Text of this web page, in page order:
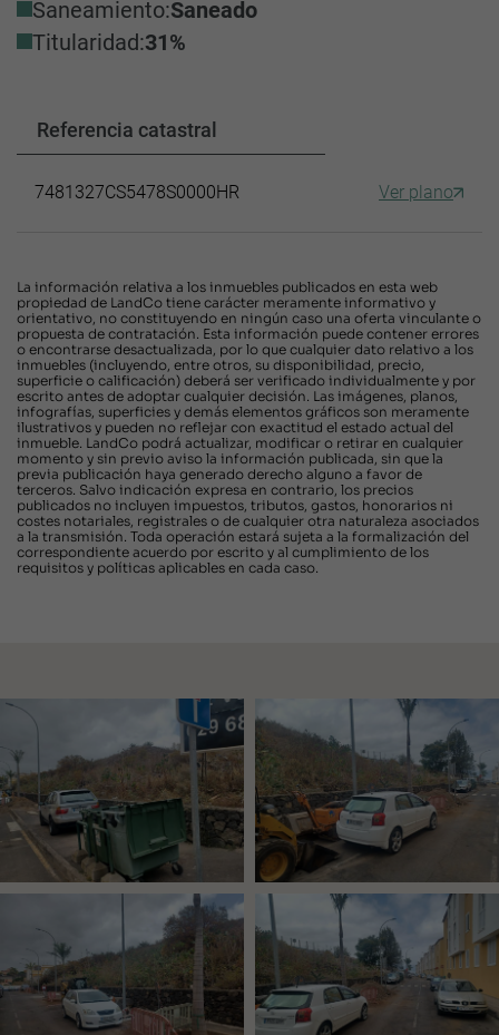
Saneamiento:Saneado
Titularidad:31%
Referencia catastral
7481327CS5478S0000HR Ver plano
La información relativa a los inmuebles publicados en esta web
propiedad de LandCo tiene carácter meramente informativo y
orientativo, no constituyendo en ningún caso una oferta vinculante o
propuesta de contratación. Esta información puede contener errores
o encontrarse desactualizada, por lo que cualquier dato relativo a los
inmuebles (incluyendo, entre otros, su disponibilidad, precio,
superficie o calificación) deberá ser verificado individualmente y por
escrito antes de adoptar cualquier decisión. Las imágenes, planos,
infografías, superficies y demás elementos gráficos son meramente
ilustrativos y pueden no reflejar con exactitud el estado actual del
inmueble. LandCo podrá actualizar, modificar o retirar en cualquier
momento y sin previo aviso la información publicada, sin que la
previa publicación haya generado derecho alguno a favor de
terceros. Salvo indicación expresa en contrario, los precios
publicados no incluyen impuestos, tributos, gastos, honorarios ni
costes notariales, registrales o de cualquier otra naturaleza asociados
a la transmisión. Toda operación estará sujeta a la formalización del
correspondiente acuerdo por escrito y al cumplimiento de los
requisitos y políticas aplicables en cada caso.